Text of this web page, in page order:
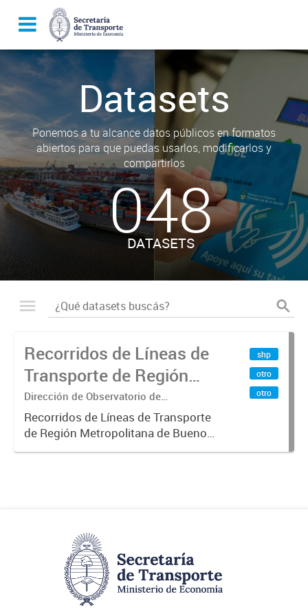
Datasets
Ponemos a tu alcance datos públicos en formatos
abiertos para que puedas usarlos, modificarlos y
compartirlos
048
DATASETS
Recorridos de Líneas de
Transporte de Región
Metropolitana de
Buenos Aires (RMBA)
Dirección de Observatorio de
Transporte, Estudio y Sistemas
Recorridos de Líneas de Transporte
de Región Metropolitana de Buenos
Aires (RMBA).-
shp
otro
otro